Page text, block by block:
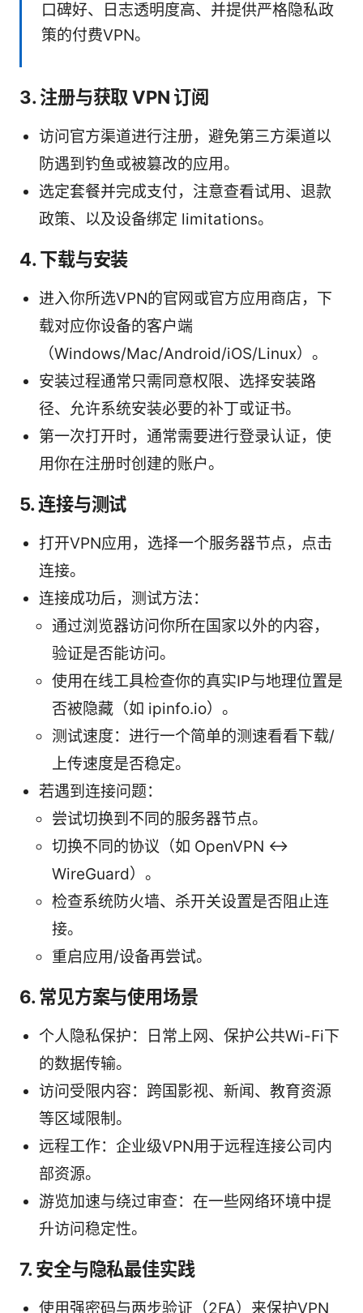
口碑好、日志透明度高、并提供严格隐私政
策的付费VPN。
3. 注册与获取 VPN 订阅
访问官方渠道进行注册，避免第三方渠道以
防遇到钓鱼或被篡改的应用。
选定套餐并完成支付，注意查看试用、退款
政策、以及设备绑定 limitations。
4. 下载与安装
进入你所选VPN的官网或官方应用商店，下
载对应你设备的客户端
（Windows/Mac/Android/iOS/Linux）。
安装过程通常只需同意权限、选择安装路
径、允许系统安装必要的补丁或证书。
第一次打开时，通常需要进行登录认证，使
用你在注册时创建的账户。
5. 连接与测试
打开VPN应用，选择一个服务器节点，点击
连接。
连接成功后，测试方法：
通过浏览器访问你所在国家以外的内容，
验证是否能访问。
使用在线工具检查你的真实IP与地理位置是
否被隐藏（如 ipinfo.io）。
测试速度：进行一个简单的测速看看下载/
上传速度是否稳定。
若遇到连接问题：
尝试切换到不同的服务器节点。
切换不同的协议（如 OpenVPN ↔
WireGuard）。
检查系统防火墙、杀开关设置是否阻止连
接。
重启应用/设备再尝试。
6. 常见方案与使用场景
个人隐私保护：日常上网、保护公共Wi-Fi下
的数据传输。
访问受限内容：跨国影视、新闻、教育资源
等区域限制。
远程工作：企业级VPN用于远程连接公司内
部资源。
游览加速与绕过审查：在一些网络环境中提
升访问稳定性。
7. 安全与隐私最佳实践
使用强密码与两步验证（2FA）来保护VPN